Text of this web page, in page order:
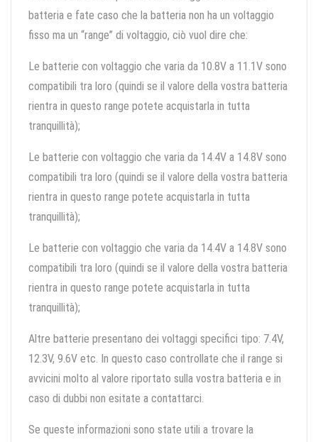
batteria e fate caso che la batteria non ha un voltaggio
fisso ma un “range” di voltaggio, ciò vuol dire che:
Le batterie con voltaggio che varia da 10.8V a 11.1V sono
compatibili tra loro (quindi se il valore della vostra batteria
rientra in questo range potete acquistarla in tutta
tranquillità);
Le batterie con voltaggio che varia da 14.4V a 14.8V sono
compatibili tra loro (quindi se il valore della vostra batteria
rientra in questo range potete acquistarla in tutta
tranquillità);
Le batterie con voltaggio che varia da 14.4V a 14.8V sono
compatibili tra loro (quindi se il valore della vostra batteria
rientra in questo range potete acquistarla in tutta
tranquillità);
Altre batterie presentano dei voltaggi specifici tipo: 7.4V,
12.3V, 9.6V etc. In questo caso controllate che il range si
avvicini molto al valore riportato sulla vostra batteria e in
caso di dubbi non esitate a contattarci.
Se queste informazioni sono state utili a trovare la